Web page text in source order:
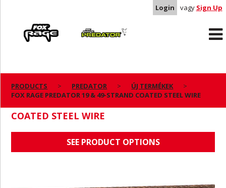
Login vagy Sign Up
Predator
PRODUCTS PREDATOR
ÚJ TERMÉKEK
FOX RAGE PREDATOR 19 & 49-STRAND COATED STEEL WIRE
COATED STEEL WIRE
SEE PRODUCT OPTIONS